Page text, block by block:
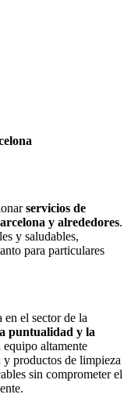
servicios de
y alrededores.
y saludables,
para particulares
en el sector de la
puntualidad y la
altamente
y productos de limpieza
sin comprometer el